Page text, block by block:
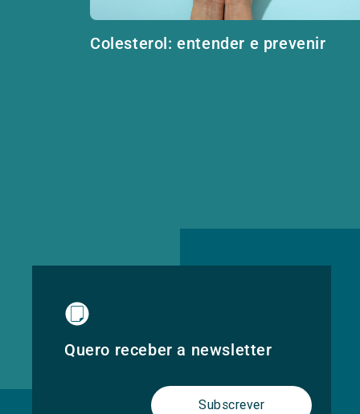
Colesterol: entender e prevenir
Quero receber a newsletter
Subscrever